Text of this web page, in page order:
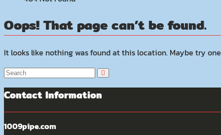
Oops! That page can’t be found.
It looks like nothing was found at this location. Maybe try
Contact Information
1009pipe.com